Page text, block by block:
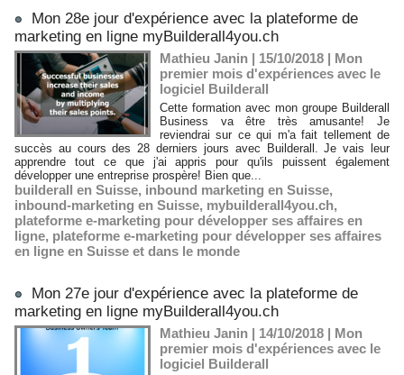
Mon 28e jour d'expérience avec la plateforme de
marketing en ligne myBuilderall4you.ch
Mathieu Janin | 15/10/2018 | Mon
premier mois d'expériences avec le
logiciel Builderall
Cette formation avec mon groupe Builderall
Business va être très amusante! Je
reviendrai sur ce qui m'a fait tellement de
succès au cours des 28 derniers jours avec Builderall. Je vais leur
apprendre tout ce que j'ai appris pour qu'ils puissent également
développer une entreprise prospère! Bien que...
builderall en Suisse, inbound marketing en Suisse,
inbound-marketing en Suisse, mybuilderall4you.ch,
plateforme e-marketing pour développer ses affaires en
ligne, plateforme e-marketing pour développer ses affaires
en ligne en Suisse et dans le monde
Mon 27e jour d'expérience avec la plateforme de
marketing en ligne myBuilderall4you.ch
Mathieu Janin | 14/10/2018 | Mon
premier mois d'expériences avec le
logiciel Builderall